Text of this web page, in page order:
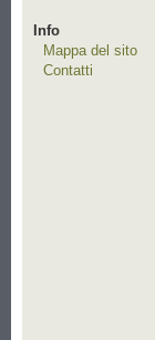
Info
Mappa del sito
Contatti